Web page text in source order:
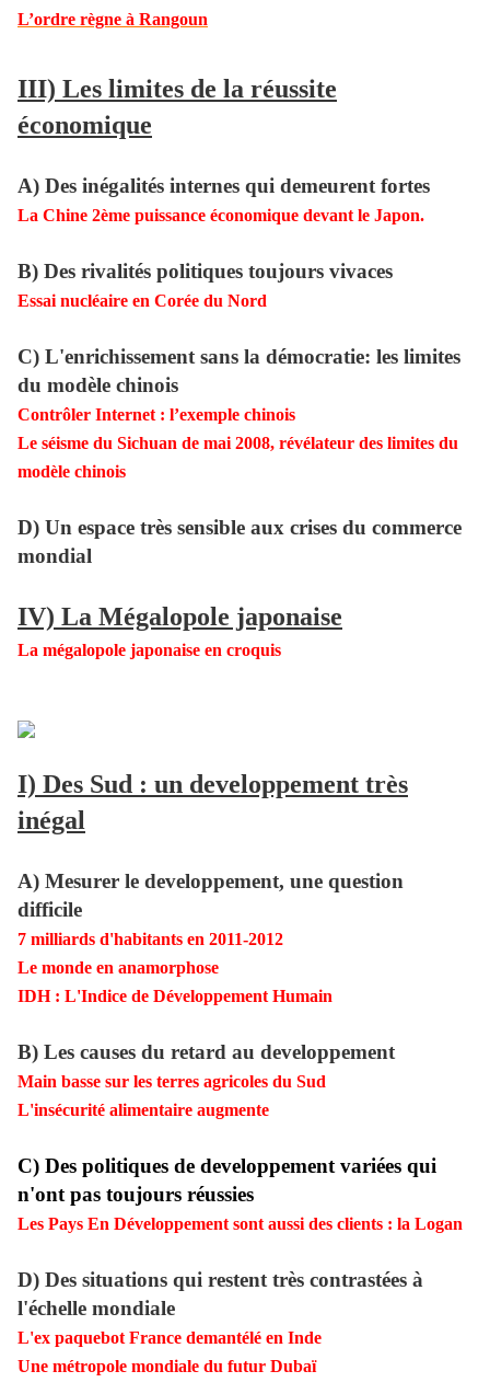
L’ordre règne à Rangoun
III) Les limites de la réussite
économique
A) Des inégalités internes qui demeurent fortes
La Chine 2ème puissance économique devant le Japon.
B) Des rivalités politiques toujours vivaces
Essai nucléaire en Corée du Nord
C) L'enrichissement sans la démocratie: les limites
du modèle chinois
Contrôler Internet : l’exemple chinois
Le séisme du Sichuan de mai 2008, révélateur des limites du
modèle chinois
D) Un espace très sensible aux crises du commerce
mondial
IV) La Mégalopole japonaise
La mégalopole japonaise en croquis
I) Des Sud : un developpement très
inégal
A) Mesurer le developpement, une question
difficile
7 milliards d'habitants en 2011-2012
Le monde en anamorphose
IDH : L'Indice de Développement Humain
B) Les causes du retard au developpement
Main basse sur les terres agricoles du Sud
L'insécurité alimentaire augmente
C) Des politiques de developpement variées qui
n'ont pas toujours réussies
Les Pays En Développement sont aussi des clients : la Logan
D) Des situations qui restent très contrastées à
l'échelle mondiale
L'ex paquebot France demantélé en Inde
Une métropole mondiale du futur Dubaï